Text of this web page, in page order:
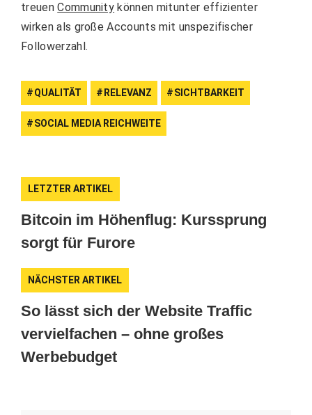
treuenCommunity können mitunter effizienter
wirken als große Accounts mit unspezifischer
Followerzahl.
QUALITÄT RELEVANZ SICHTBARKEIT
SOCIAL MEDIA REICHWEITE
LETZTER ARTIKEL
Bitcoin im Höhenflug: Kurssprung
sorgt für Furore
NÄCHSTER ARTIKEL
So lässt sich der Website Traffic
vervielfachen – ohne großes
Werbebudget